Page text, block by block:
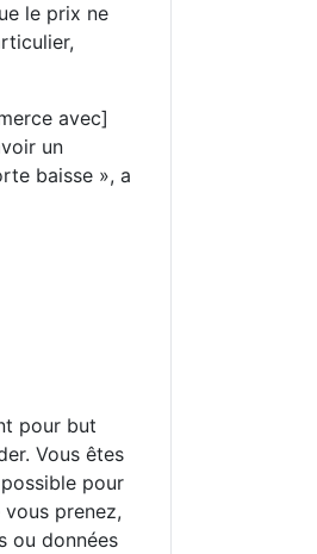
le prix ne
avec]
un
baisse », a
pour but
Vous êtes
pour
prenez,
ou données